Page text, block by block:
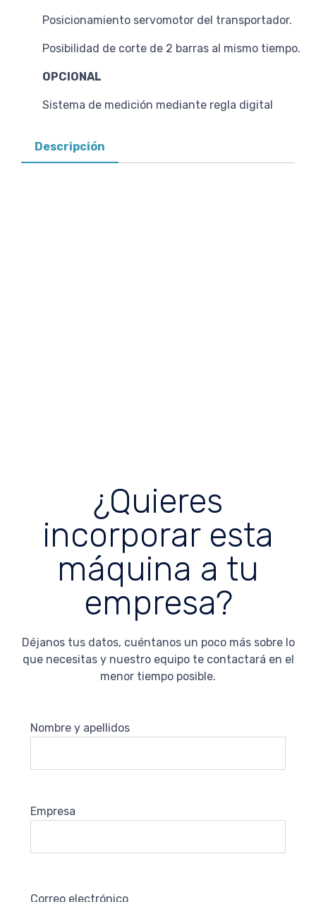
Posicionamiento servomotor del transportador.
Posibilidad de corte de 2 barras al mismo tiempo.
OPCIONAL
Sistema de medición mediante regla digital
Descripción
¿Quieres
incorporar esta
máquina a tu
empresa?
Déjanos tus datos, cuéntanos un poco más sobre lo
que necesitas y nuestro equipo te contactará en el
menor tiempo posible.
Nombre y apellidos
Empresa
Correo electrónico